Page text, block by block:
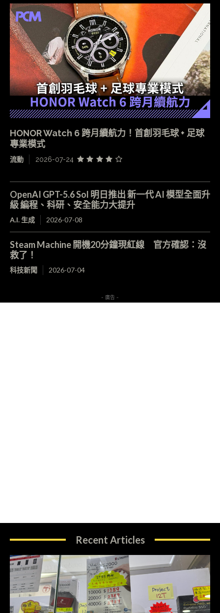
HONOR Watch 6 跨月續航力！首創羽毛球 + 足球
專業模式
流動 2026-07-24
OpenAI GPT-5.6 Sol 明日推出 新一代 AI 模型全面升
級 編程、科研、安全能力大提升
A.I. 生成 2026-07-08
Steam Machine 開機20分鐘現紅線 官方確認：沒
救了！
科技新聞 2026-07-04
- 廣告 -
Recent Articles